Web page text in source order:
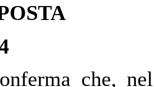
che,